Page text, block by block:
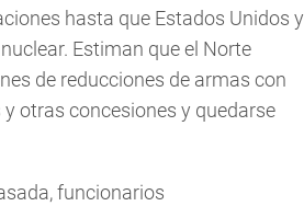
hasta que Estados Unidos y
Estiman que el Norte
de reducciones de armas con
otras concesiones y quedarse
funcionarios